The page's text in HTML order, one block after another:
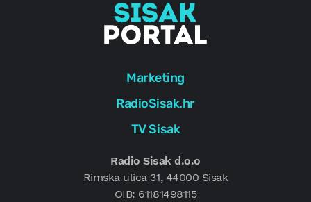
Marketing
RadioSisak.hr
TV Sisak
Radio Sisak d.o.o
Rimska ulica 31, 44000 Sisak
OIB: 61181498115